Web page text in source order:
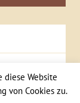
diese Website
von Cookies zu.